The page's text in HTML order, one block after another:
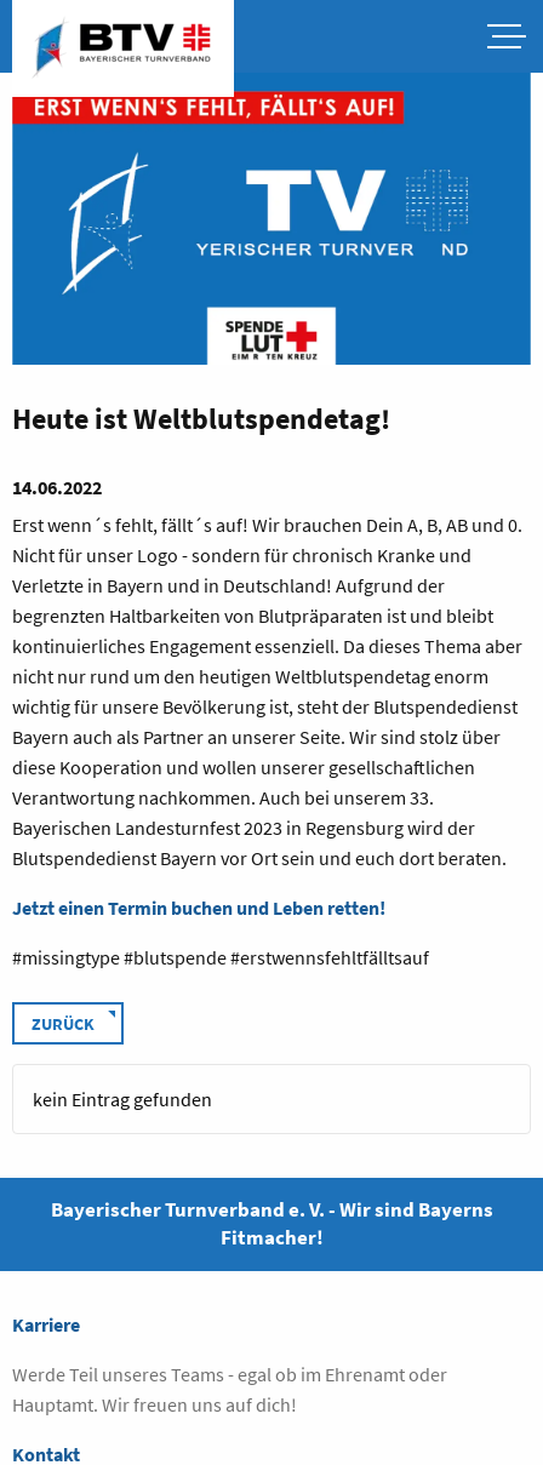
Heute ist Weltblutspendetag!
14.06.2022
Erst wenn´s fehlt, fällt´s auf! Wir brauchen Dein A, B, AB und 0.
Nicht für unser Logo - sondern für chronisch Kranke und
Verletzte in Bayern und in Deutschland! Aufgrund der
begrenzten Haltbarkeiten von Blutpräparaten ist und bleibt
kontinuierliches Engagement essenziell. Da dieses Thema aber
nicht nur rund um den heutigen Weltblutspendetag enorm
wichtig für unsere Bevölkerung ist, steht der Blutspendedienst
Bayern auch als Partner an unserer Seite. Wir sind stolz über
diese Kooperation und wollen unserer gesellschaftlichen
Verantwortung nachkommen. Auch bei unserem 33.
Bayerischen Landesturnfest 2023 in Regensburg wird der
Blutspendedienst Bayern vor Ort sein und euch dort beraten.
Jetzt einen Termin buchen und Leben retten!
#missingtype #blutspende #erstwennsfehltfälltsauf
ZURÜCK
kein Eintrag gefunden
Bayerischer Turnverband e. V. - Wir sind Bayerns
Fitmacher!
Karriere
Werde Teil unseres Teams - egal ob im Ehrenamt oder
Hauptamt. Wir freuen uns auf dich!
Kontakt